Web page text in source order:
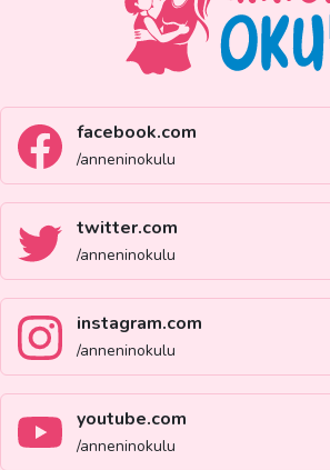
facebook.com
/anneninokulu
twitter.com
/anneninokulu
instagram.com
/anneninokulu
youtube.com
/anneninokulu